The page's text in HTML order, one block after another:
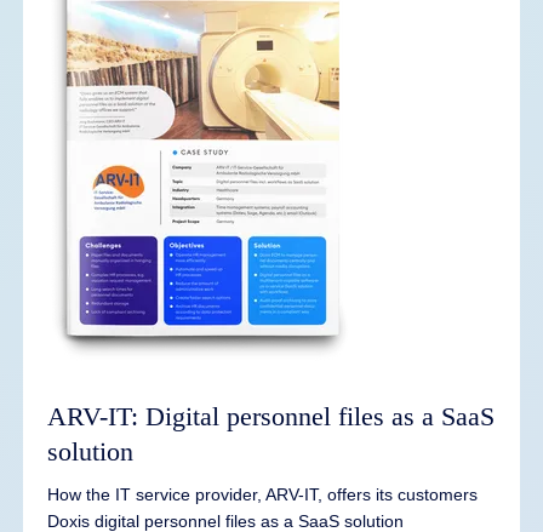
ARV-IT: Digital personnel files as a SaaS
solution
How the IT service provider, ARV-IT, offers its customers
Doxis digital personnel files as a SaaS solution